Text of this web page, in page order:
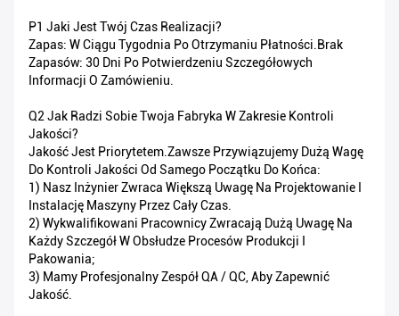
P1 Jaki Jest Twój Czas Realizacji?
Zapas: W Ciągu Tygodnia Po Otrzymaniu Płatności.Brak
Zapasów: 30 Dni Po Potwierdzeniu Szczegółowych
Informacji O Zamówieniu.
Q2 Jak Radzi Sobie Twoja Fabryka W Zakresie Kontroli
Jakości?
Jakość Jest Priorytetem.Zawsze Przywiązujemy Dużą Wagę
Do Kontroli Jakości Od Samego Początku Do Końca:
1) Nasz Inżynier Zwraca Większą Uwagę Na Projektowanie I
Instalację Maszyny Przez Cały Czas.
2) Wykwalifikowani Pracownicy Zwracają Dużą Uwagę Na
Każdy Szczegół W Obsłudze Procesów Produkcji I
Pakowania;
3) Mamy Profesjonalny Zespół QA / QC, Aby Zapewnić
Jakość.